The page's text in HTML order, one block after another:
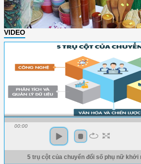
VIDEO
00:00
5 trụ cột của chuyển đổi số phụ nữ khởi